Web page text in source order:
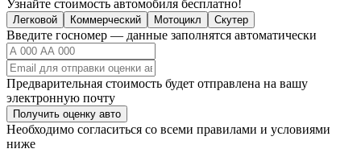
Узнайте стоимость автомобиля бесплатно!
Легковой Коммерческий Мотоцикл Скутер
Введите госномер — данные заполнятся автоматически
Предварительная стоимость будет отправлена на вашу
электронную почту
Получить оценку авто
Необходимо согласиться со всеми правилами и условиями
ниже